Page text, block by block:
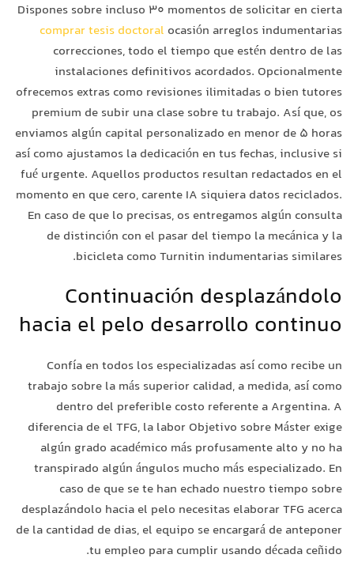
Dispones sobre incluso 30 momentos de solicitar en cierta
comprar tesis doctoral ocasión arreglos indumentarias
correcciones, todo el tiempo que estén dentro de las
instalaciones definitivos acordados. Opcionalmente
ofrecemos extras como revisiones ilimitadas o bien tutores
premium de subir una clase sobre tu trabajo. Así que, os
enviamos algún capital personalizado en menor de 5 horas
así­ como ajustamos la dedicación en tus fechas, inclusive si
fué urgente. Aquellos productos resultan redactados en el
momento en que cero, carente IA siquiera datos reciclados.
En caso de que lo precisas, os entregamos algún consulta
de distinción con el pasar del tiempo la mecánica y la
bicicleta como Turnitin indumentarias similares.
Continuación desplazándolo
hacia el pelo desarrollo continuo
Confía en todos los especializadas así­ como recibe un
trabajo sobre la más superior calidad, a medida, así­ como
dentro del preferible costo referente a Argentina. A
diferencia de el TFG, la labor Objetivo sobre Máster exige
algún grado académico más profusamente alto y no ha
transpirado algún ángulos mucho más especializado. En
caso de que se te han echado nuestro tiempo sobre
desplazándolo hacia el pelo necesitas elaborar TFG acerca
de la cantidad de dias, el equipo se encargará de anteponer
tu empleo para cumplir usando década ceñido.